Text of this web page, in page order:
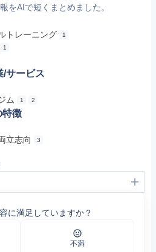
をAIで短くまとめました。
トレーニング 1
1
/サービス
ム
1 2
特徴
立志向
3
に満足していますか？
不満